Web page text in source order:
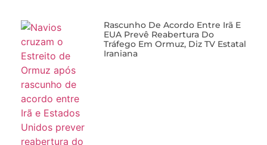
Rascunho De Acordo Entre Irã E
EUA Prevê Reabertura Do
Tráfego Em Ormuz, Diz TV Estatal
Iraniana